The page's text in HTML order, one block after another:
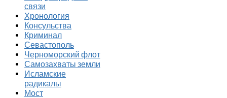
связи
Хронология
Консульства
Криминал
Севастополь
Черноморский флот
Самозахваты земли
Исламские
радикалы
Мост